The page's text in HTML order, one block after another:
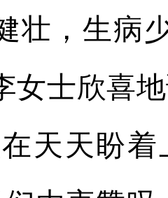
壮，生病
女士欣喜
天天盼